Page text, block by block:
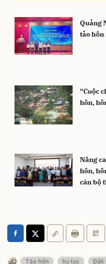
Quảng
tảo hôn
"Cuộc
hôn,
Nâng
hôn,
cán bộ
Tảo hôn hủ tục Đắk